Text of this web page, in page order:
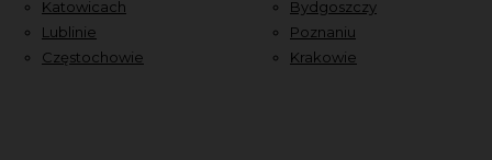
Katowicach
Lublinie
Częstochowie
Bydgoszczy
Poznaniu
Krakowie